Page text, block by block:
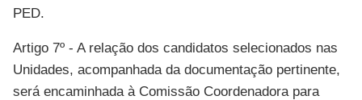
PED.
Artigo 7º - A relação dos candidatos selecionados nas
Unidades, acompanhada da documentação pertinente,
será encaminhada à Comissão Coordenadora para